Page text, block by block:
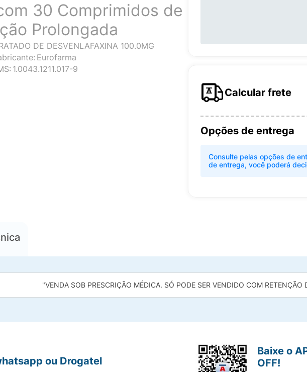
30 Comprimidos de
Prolongada
DE DESVENLAFAXINA 100.0MG
Eurofarma
1.0043.1211.017-9
Calcular frete
Opções de entrega
Consulte pelas opções de
de entrega, você poderá
"VENDA SOB PRESCRIÇÃO MÉDICA. SÓ PODE SER VENDIDO COM RETENÇÃO
ou Drogatel
Baixe o
OFF!